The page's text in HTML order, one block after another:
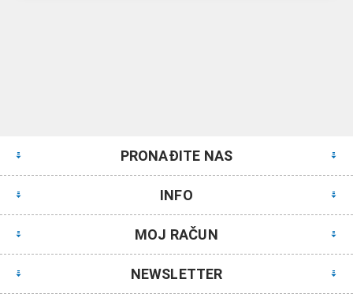
PRONAĐITE NAS
INFO
MOJ RAČUN
NEWSLETTER